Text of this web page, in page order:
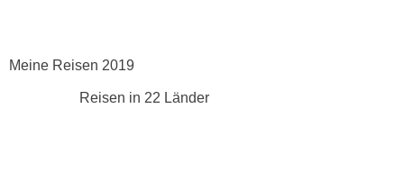
Meine Reisen 2019
Reisen in 22 Länder